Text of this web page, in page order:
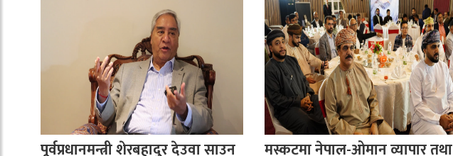
पूर्वप्रधानमन्त्री शेरबहादुर देउवा साउन मस्कटमा नेपाल-ओमान व्यापार तथा